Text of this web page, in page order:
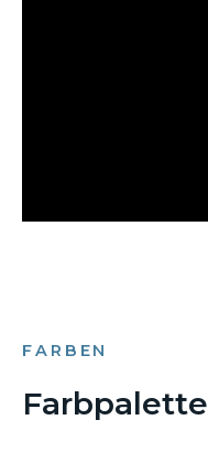
FARBEN
Farbpalette